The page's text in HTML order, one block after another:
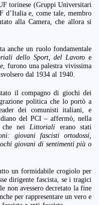
torinese (Gruppi Universitari
e, come tale, membro
alla Camera, che allora si
anche un ruolo fondamentale
dello Sport, del Lavoro e
, furono una palestra vivissima
dal 1934 al 1940.
il compagno di giochi dei
politica che lo portò a
dei comunisti italiani, e
del PCI – affermò, nella
che nei Littoriali erano stati
giovani fascisti ortodossi,
giovani di sentimenti più o
un formidabile crogiolo per
dirigente fascista, se i tragici
non avessero decretato la fine
per rappresentare un vero e